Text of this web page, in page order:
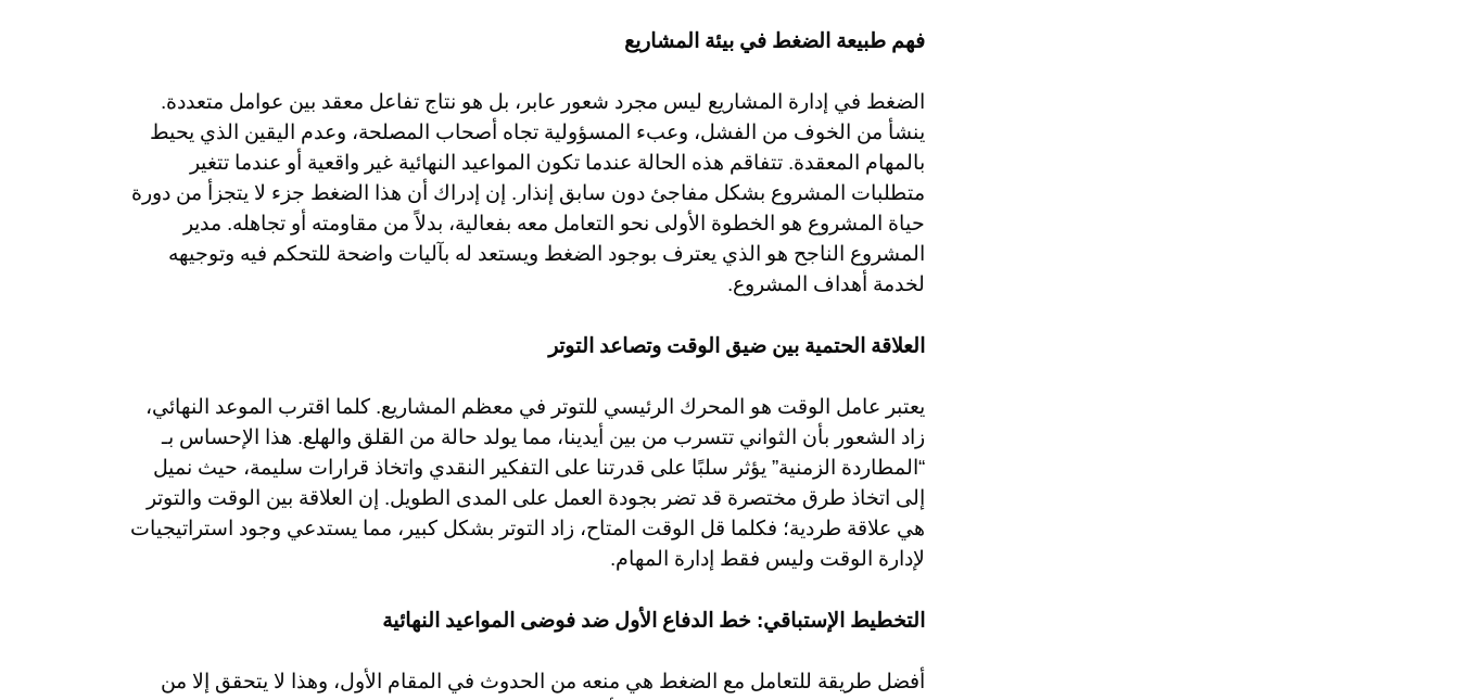
فهم طبيعة الضغط في بيئة المشاريع
الضغط في إدارة المشاريع ليس مجرد شعور عابر، بل هو نتاج تفاعل معقد بين عوامل متعددة.
ينشأ من الخوف من الفشل، وعبء المسؤولية تجاه أصحاب المصلحة، وعدم اليقين الذي يحيط
بالمهام المعقدة. تتفاقم هذه الحالة عندما تكون المواعيد النهائية غير واقعية أو عندما تتغير
متطلبات المشروع بشكل مفاجئ دون سابق إنذار. إن إدراك أن هذا الضغط جزء لا يتجزأ من دورة
حياة المشروع هو الخطوة الأولى نحو التعامل معه بفعالية، بدلاً من مقاومته أو تجاهله. مدير
المشروع الناجح هو الذي يعترف بوجود الضغط ويستعد له بآليات واضحة للتحكم فيه وتوجيهه
لخدمة أهداف المشروع.
العلاقة الحتمية بين ضيق الوقت وتصاعد التوتر
يعتبر عامل الوقت هو المحرك الرئيسي للتوتر في معظم المشاريع. كلما اقترب الموعد النهائي،
زاد الشعور بأن الثواني تتسرب من بين أيدينا، مما يولد حالة من القلق والهلع. هذا الإحساس بـ
“المطاردة الزمنية” يؤثر سلبًا على قدرتنا على التفكير النقدي واتخاذ قرارات سليمة، حيث نميل
إلى اتخاذ طرق مختصرة قد تضر بجودة العمل على المدى الطويل. إن العلاقة بين الوقت والتوتر
هي علاقة طردية؛ فكلما قل الوقت المتاح، زاد التوتر بشكل كبير، مما يستدعي وجود استراتيجيات
لإدارة الوقت وليس فقط إدارة المهام.
التخطيط الإستباقي: خط الدفاع الأول ضد فوضى المواعيد النهائية
أفضل طريقة للتعامل مع الضغط هي منعه من الحدوث في المقام الأول، وهذا لا يتحقق إلا من